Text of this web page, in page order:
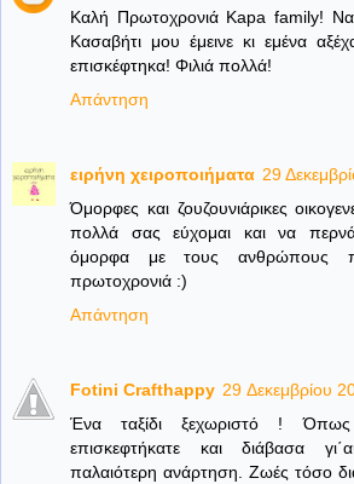
Καλή Πρωτοχρονιά Kapa family!
Κασαβήτι μου έμεινε κι εμένα
επισκέφτηκα! Φιλιά πολλά!
Απάντηση
ειρήνη χειροποιήματα 29
Όμορφες και ζουζουνιάρικες
πολλά σας εύχομαι και να
όμορφα με τους ανθρώπους
πρωτοχρονιά :)
Απάντηση
Fotini Crafthappy 29 Δεκεμβρίου
Ένα ταξίδι ξεχωριστό !
επισκεφτήκατε και διάβασα
παλαιότερη ανάρτηση. Ζωές τόσο